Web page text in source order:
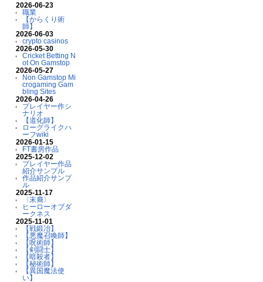
2026-06-23
職業
【からくり術
師】
2026-06-03
crypto casinos
2026-05-30
Cricket Betting N
ot On Gamstop
2026-05-27
Non Gamstop Mi
crogaming Gam
bling Sites
2026-04-26
プレイヤー作シ
ナリオ
【道化師】
ローグライクハ
ーフwiki
2026-01-15
FT書房作品
2025-12-02
プレイヤー作品
紹介サンプル
作品紹介サンプ
ル
2025-11-17
〈末裔〉
ヒーローオブダ
ークネス
2025-11-01
【戦鍛冶】
【悪魔召喚師】
【呪術師】
【剣闘士】
【暗殺者】
【秘術師】
【異国魔法使
い】